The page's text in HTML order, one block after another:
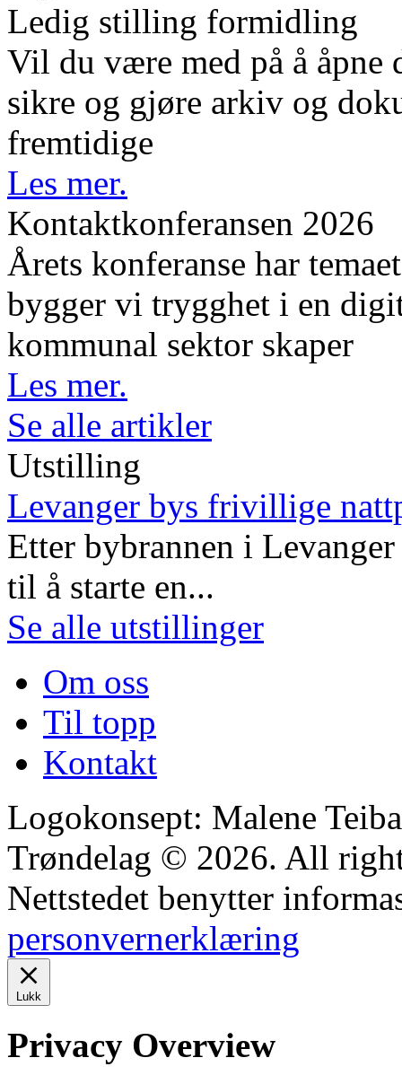
Ledig stilling formidling
Vil du være med på å
sikre og gjøre arkiv og
fremtidige
Les mer.
Kontaktkonferansen 2026
Årets konferanse har
bygger vi trygghet i en
kommunal sektor skaper
Les mer.
Se alle artikler
Utstilling
Levanger bys frivillige
Etter bybrannen i
til å starte en...
Se alle utstillinger
Om oss
Til topp
Kontakt
Logokonsept: Malene
Trøndelag © 2026. All
Nettstedet benytter
personvernerklæring
Lukk
Privacy Overview